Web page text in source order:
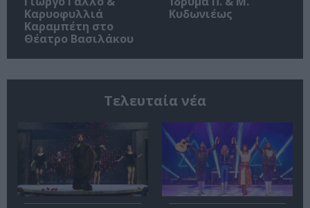
Καρυοφυλλιά
Καραμπέτη στο
Θέατρο Βασιλάκου
Κυδωνιέως
Τελευταία νέα